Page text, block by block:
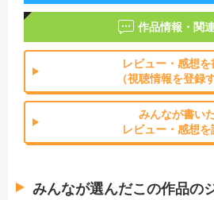
作品情報・関
レビュー・感想を
（視聴情報を登録
みんなが書い
レビュー・感想を
みんなが選んだこの作品の